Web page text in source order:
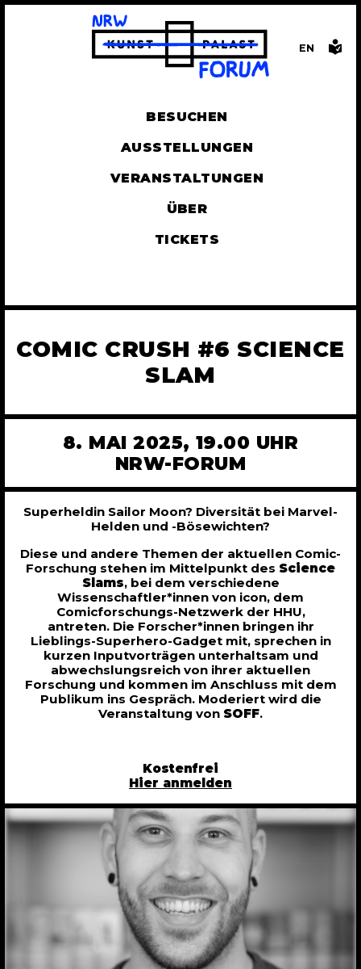
BESUCHEN
AUSSTELLUNGEN
VERANSTALTUNGEN
ÜBER
TICKETS
EN GLISH
COMIC CRUSH #6 SCIENCE
SLAM
8. MAI 2025, 19.00 UHR
NRW-FORUM
Superheldin Sailor Moon? Diversität bei Marvel-
Helden und -Bösewichten?
Diese und andere Themen der aktuellen Comic-
Forschung stehen im Mittelpunkt des Science
Slams, bei dem verschiedene
Wissenschaftler*innen von icon, dem
Comicforschungs-Netzwerk der HHU,
antreten. Die Forscher*innen bringen ihr
Lieblings-Superhero-Gadget mit, sprechen in
kurzen Inputvorträgen unterhaltsam und
abwechslungsreich von ihrer aktuellen
Forschung und kommen im Anschluss mit dem
Publikum ins Gespräch. Moderiert wird die
Veranstaltung von SOFF.
Kostenfrei
Hier anmelden